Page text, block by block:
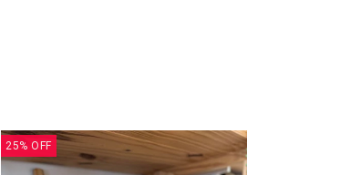
25% OFF